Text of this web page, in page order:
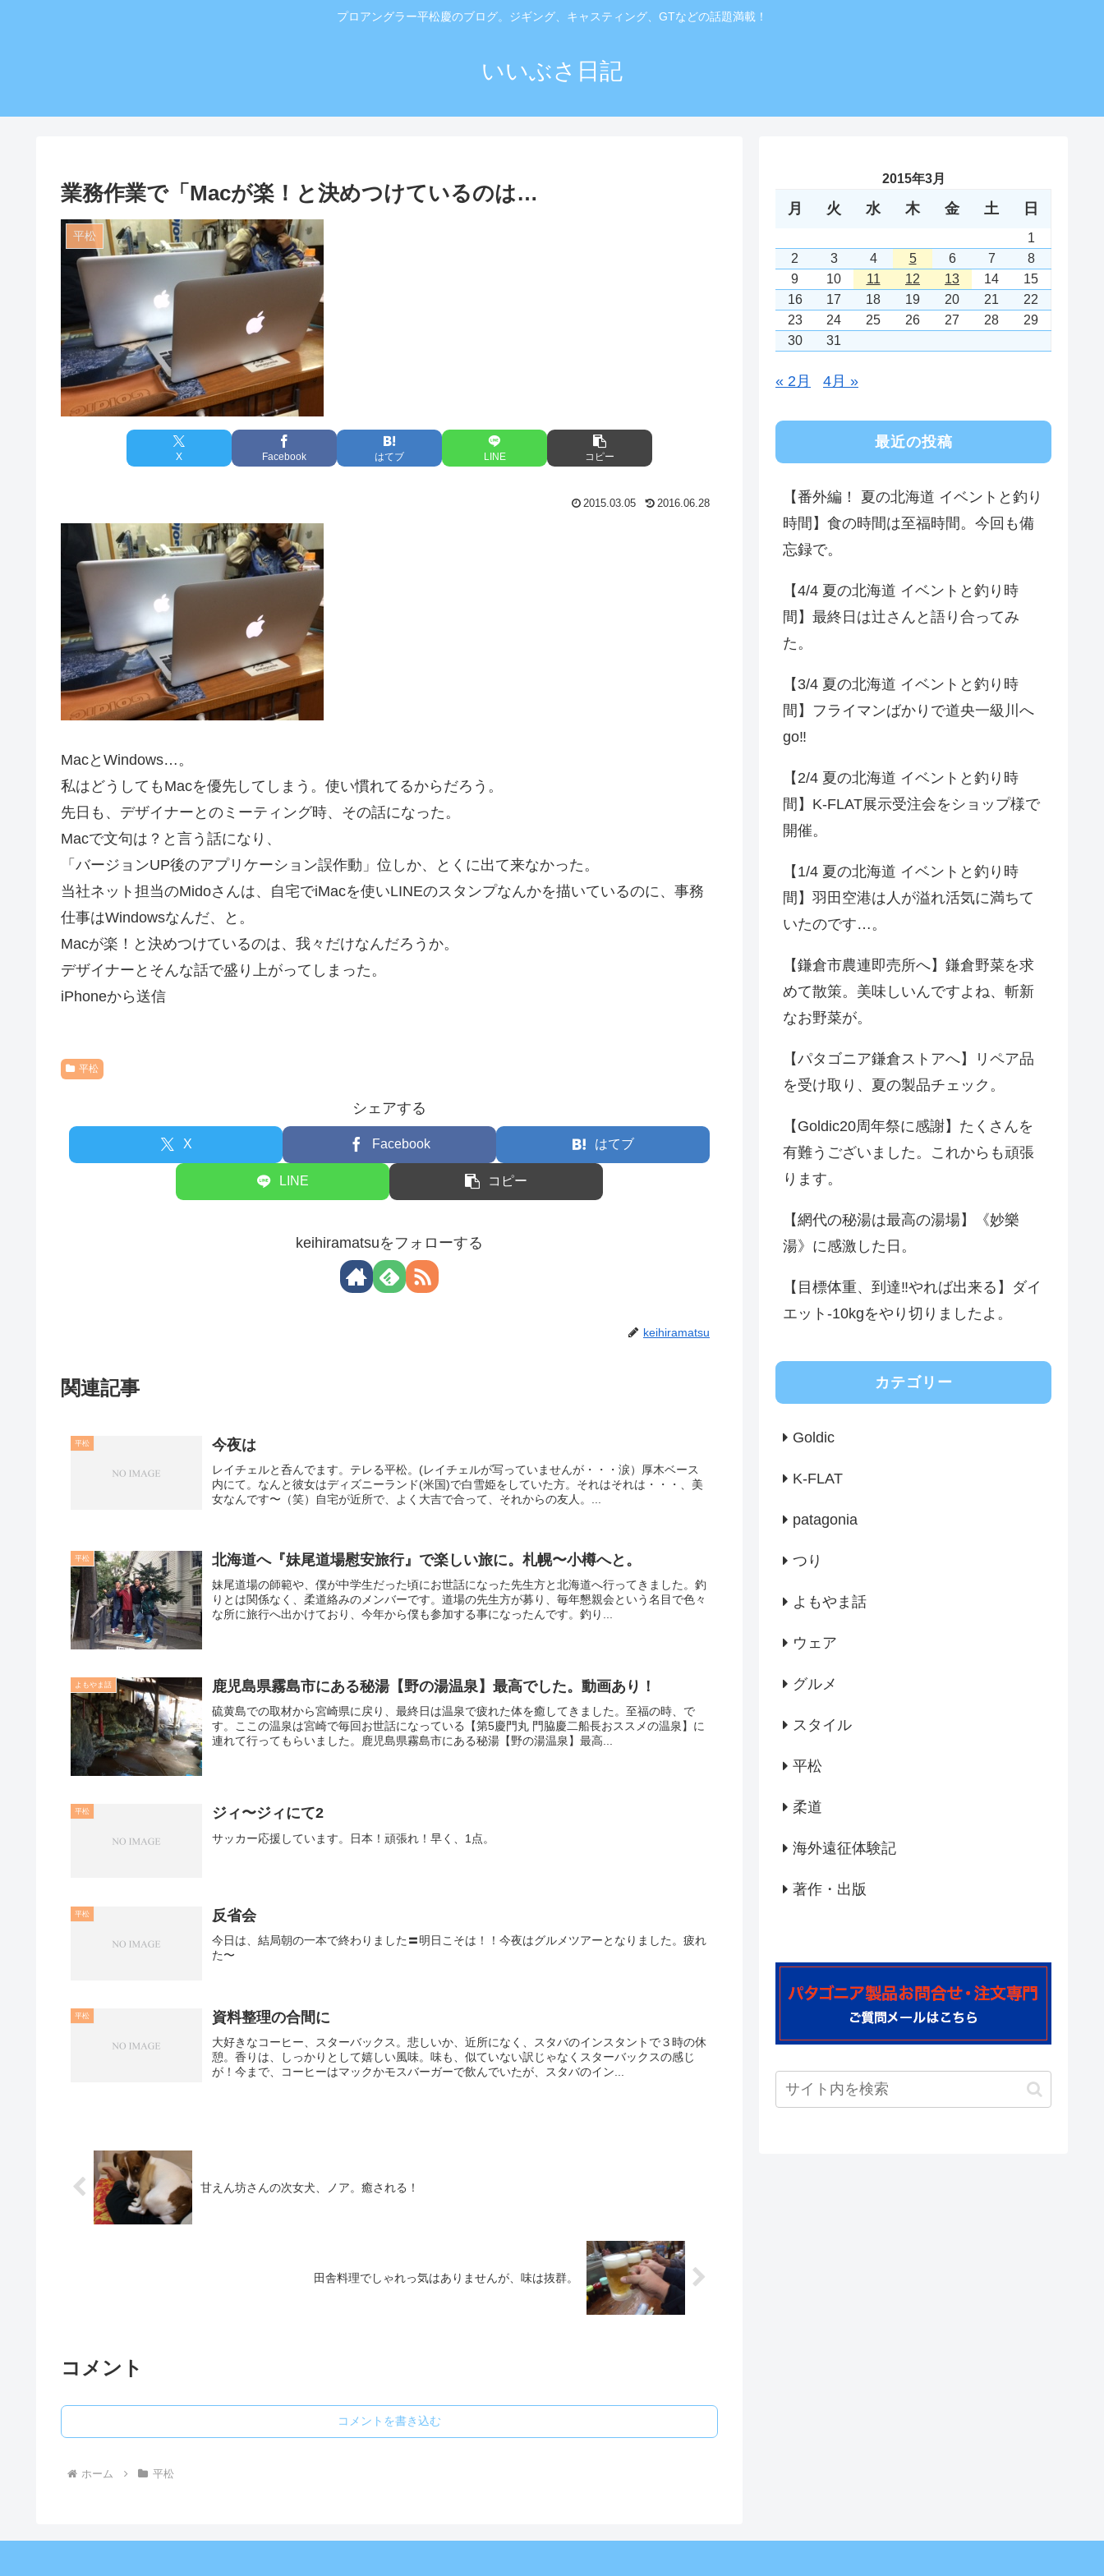
プロアングラー平松慶のブログ。ジギング、キャスティング、GTなどの話題満載！
いいぶさ日記
業務作業で「Macが楽！と決めつけているのは…
平松
X Facebook はてブ LINE コピー
2015.03.05 2016.06.28
MacとWindows…。
私はどうしてもMacを優先してしまう。使い慣れてるからだろう。
先日も、デザイナーとのミーティング時、その話になった。
Macで文句は？と言う話になり、
「バージョンUP後のアプリケーション誤作動」位しか、とくに出て来なかった。
当社ネット担当のMidoさんは、自宅でiMacを使いLINEのスタンプなんかを描いているのに、事務
仕事はWindowsなんだ、と。
Macが楽！と決めつけているのは、我々だけなんだろうか。
デザイナーとそんな話で盛り上がってしまった。
iPhoneから送信
平松
シェアする
X Facebook はてブ
LINE コピー
keihiramatsuをフォローする
keihiramatsu
関連記事
平松 今夜は
レイチェルと呑んでます。テレる平松。(レイチェルが写っていませんが・・・涙）厚木ベース
内にて。なんと彼女はディズニーランド(米国)で白雪姫をしていた方。それはそれは・・・、美
女なんです〜（笑）自宅が近所で、よく大吉で合って、それからの友人。...
平松 北海道へ『妹尾道場慰安旅行』で楽しい旅に。札幌〜小樽へと。
妹尾道場の師範や、僕が中学生だった頃にお世話になった先生方と北海道へ行ってきました。釣
りとは関係なく、柔道絡みのメンバーです。道場の先生方が募り、毎年懇親会という名目で色々
な所に旅行へ出かけており、今年から僕も参加する事になったんです。釣り...
よもやま話 鹿児島県霧島市にある秘湯【野の湯温泉】最高でした。動画あり！
硫黄島での取材から宮崎県に戻り、最終日は温泉で疲れた体を癒してきました。至福の時、で
す。ここの温泉は宮崎で毎回お世話になっている【第5慶門丸 門脇慶二船長おススメの温泉】に
連れて行ってもらいました。鹿児島県霧島市にある秘湯【野の湯温泉】最高...
平松 ジィ〜ジィにて2
サッカー応援しています。日本！頑張れ！早く、1点。
平松 反省会
今日は、結局朝の一本で終わりました〓明日こそは！！今夜はグルメツアーとなりました。疲れ
た〜
平松 資料整理の合間に
大好きなコーヒー、スターバックス。悲しいか、近所になく、スタバのインスタントで３時の休
憩。香りは、しっかりとして嬉しい風味。味も、似ていない訳じゃなくスターバックスの感じ
が！今まで、コーヒーはマックかモスバーガーで飲んでいたが、スタバのイン...
甘えん坊さんの次女犬、ノア。癒される！
田舎料理でしゃれっ気はありませんが、味は抜群。
コメント
コメントを書き込む
ホーム 平松
2015年3月
月 火 水 木 金 土 日
1
2
3 4 5 6 7
8
9
10 11 12 13 14
15
16
17 18 19 20 21
22
23
24 25 26 27 28
29
30
31
« 2月 4月 »
最近の投稿
【番外編！ 夏の北海道 イベントと釣り
時間】食の時間は至福時間。今回も備
忘録で。
【4/4 夏の北海道 イベントと釣り時
間】最終日は辻さんと語り合ってみ
た。
【3/4 夏の北海道 イベントと釣り時
間】フライマンばかりで道央一級川へ
go‼️
【2/4 夏の北海道 イベントと釣り時
間】K-FLAT展示受注会をショップ様で
開催。
【1/4 夏の北海道 イベントと釣り時
間】羽田空港は人が溢れ活気に満ちて
いたのです…。
【鎌倉市農連即売所へ】鎌倉野菜を求
めて散策。美味しいんですよね、斬新
なお野菜が。
【パタゴニア鎌倉ストアへ】リペア品
を受け取り、夏の製品チェック。
【Goldic20周年祭に感謝】たくさんを
有難うございました。これからも頑張
ります。
【網代の秘湯は最高の湯場】《妙樂
湯》に感激した日。
【目標体重、到達‼️やれば出来る】ダイ
エット-10kgをやり切りましたよ。
カテゴリー
Goldic
K-FLAT
patagonia
つり
よもやま話
ウェア
グルメ
スタイル
平松
柔道
海外遠征体験記
著作・出版